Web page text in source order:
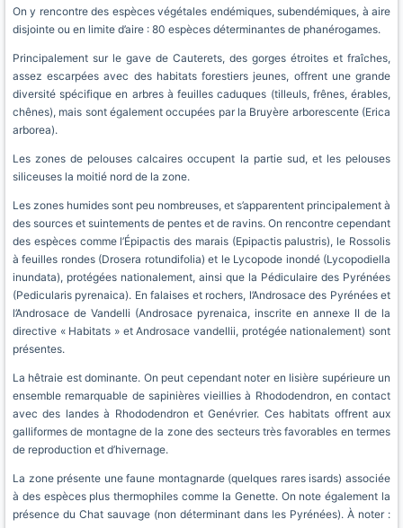
On y rencontre des espèces végétales endémiques, subendémiques, à aire
disjointe ou en limite d’aire : 80 espèces déterminantes de phanérogames.
Principalement sur le gave de Cauterets, des gorges étroites et fraîches,
assez escarpées avec des habitats forestiers jeunes, offrent une grande
diversité spécifique en arbres à feuilles caduques (tilleuls, frênes, érables,
chênes), mais sont également occupées par la Bruyère arborescente (Erica
arborea).
Les zones de pelouses calcaires occupent la partie sud, et les pelouses
siliceuses la moitié nord de la zone.
Les zones humides sont peu nombreuses, et s’apparentent principalement à
des sources et suintements de pentes et de ravins. On rencontre cependant
des espèces comme l’Épipactis des marais (Epipactis palustris), le Rossolis
à feuilles rondes (Drosera rotundifolia) et le Lycopode inondé (Lycopodiella
inundata), protégées nationalement, ainsi que la Pédiculaire des Pyrénées
(Pedicularis pyrenaica). En falaises et rochers, l’Androsace des Pyrénées et
l’Androsace de Vandelli (Androsace pyrenaica, inscrite en annexe II de la
directive « Habitats » et Androsace vandellii, protégée nationalement) sont
présentes.
La hêtraie est dominante. On peut cependant noter en lisière supérieure un
ensemble remarquable de sapinières vieillies à Rhododendron, en contact
avec des landes à Rhododendron et Genévrier. Ces habitats offrent aux
galliformes de montagne de la zone des secteurs très favorables en termes
de reproduction et d’hivernage.
La zone présente une faune montagnarde (quelques rares isards) associée
à des espèces plus thermophiles comme la Genette. On note également la
présence du Chat sauvage (non déterminant dans les Pyrénées). À noter :